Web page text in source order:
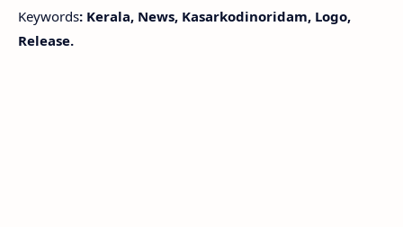
Keywords: Kerala, News, Kasarkodinoridam, Logo,
Release.